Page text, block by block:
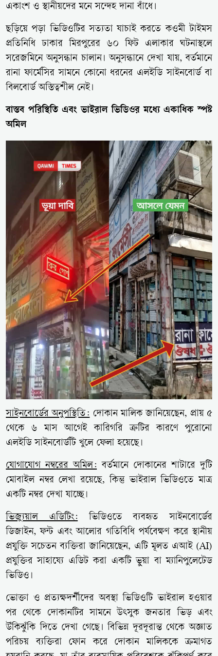
একাংশ ও স্থানীয়দের মনে সন্দেহ দানা বাঁধে।
ছড়িয়ে পড়া ভিডিওটির সত্যতা যাচাই করতে কওমী টাইমস
প্রতিনিধি ঢাকার মিরপুরের ৬০ ফিট এলাকার ঘটনাস্থলে
সরেজমিনে অনুসন্ধান চালান। অনুসন্ধানে দেখা যায়, বর্তমানে
রানা ফার্মেসির সামনে কোনো ধরনের এলইডি সাইনবোর্ড বা
বিলবোর্ড অস্তিত্বশীল নেই।
বাস্তব পরিস্থিতি এবং ভাইরাল ভিডিওর মধ্যে একাধিক স্পষ্ট
অমিল
সাইনবোর্ডের অনুপস্থিতি:দোকান মালিক জানিয়েছেন, প্রায় ৫
থেকে ৬ মাস আগেই কারিগরি ত্রুটির কারণে পুরোনো
এলইডি সাইনবোর্ডটি খুলে ফেলা হয়েছে।
যোগাযোগ নম্বরের অমিল: বর্তমানে দোকানের শাটারে দুটি
মোবাইল নম্বর লেখা রয়েছে, কিন্তু ভাইরাল ভিডিওতে মাত্র
একটি নম্বর দেখা যাচ্ছে।
ভিজ্যুয়াল এডিটিং:ভিডিওতে ব্যবহৃত সাইনবোর্ডের
ডিজাইন, ফন্ট এবং আলোর গতিবিধি পর্যবেক্ষণ করে স্থানীয়
প্রযুক্তি সচেতন ব্যক্তিরা জানিয়েছেন, এটি মূলত এআই (AI)
প্রযুক্তির সাহায্যে এডিট করা একটি ভুয়া বা ম্যানিপুলেটেড
ভিডিও।
ভোক্তা ও প্রত্যক্ষদর্শীদের অবস্থা ভিডিওটি ভাইরাল হওয়ার
পর থেকে দোকানটির সামনে উৎসুক জনতার ভিড় এবং
উঁকিঝুঁকি দিতে দেখা গেছে। বিভিন্ন দূরদূরান্ত থেকে অজ্ঞাত
পরিচয় ব্যক্তিরা ফোন করে দোকান মালিককে ক্রমাগত